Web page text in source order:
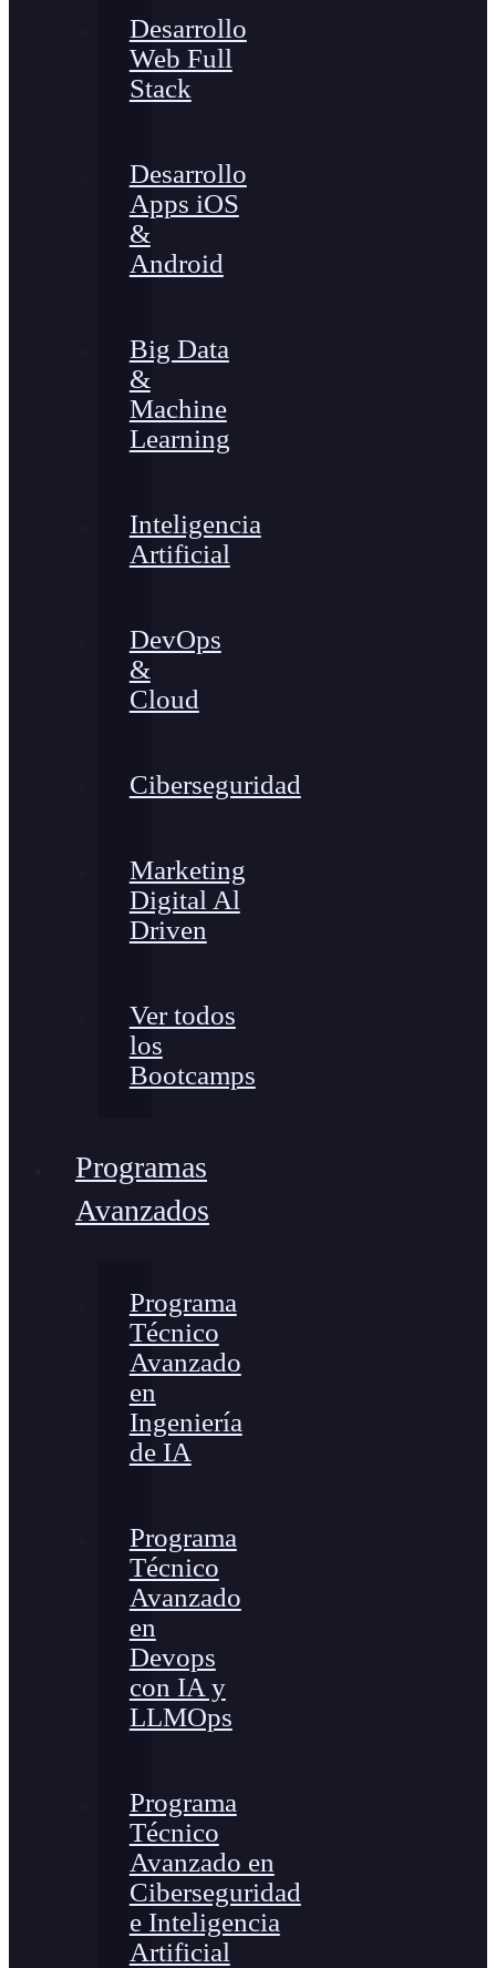
Desarrollo
Web Full
Stack
Desarrollo
Apps iOS
&
Android
Big Data
&
Machine
Learning
Inteligencia
Artificial
DevOps
&
Cloud
Ciberseguridad
Marketing
Digital Al
Driven
Ver todos
los
Bootcamps
Programas
Avanzados
Programa
Técnico
Avanzado
en
Ingeniería
de IA
Programa
Técnico
Avanzado
en
Devops
con IA y
LLMOps
Programa
Técnico
Avanzado en
Ciberseguridad
e Inteligencia
Artificial